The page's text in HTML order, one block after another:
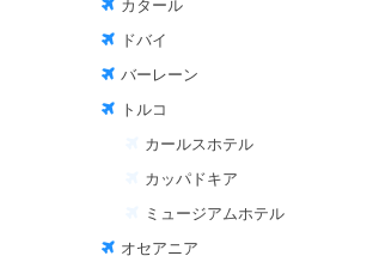
カタール
ドバイ
バーレーン
トルコ
カールスホテル
カッパドキア
ミュージアムホテル
オセアニア